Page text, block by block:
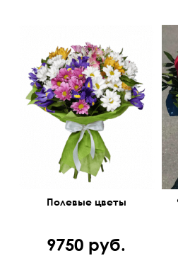
Полевые цветы
9750 руб.